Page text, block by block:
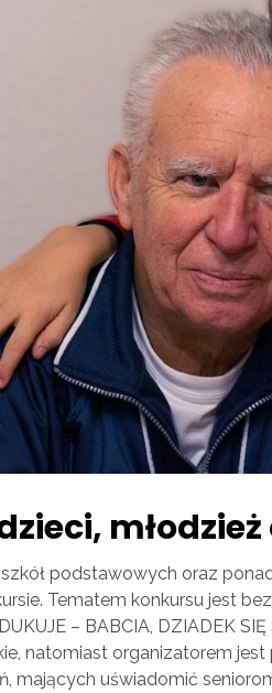
podstawowych oraz
Tematem konkursu jest
– BABCIA, DZIADEK
natomiast organizatorem jest
mających uświadomić